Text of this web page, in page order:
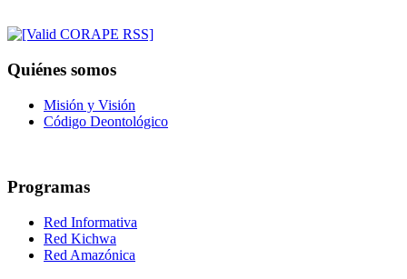
Quiénes somos
Misión y Visión
Código Deontológico
Programas
Red Informativa
Red Kichwa
Red Amazónica